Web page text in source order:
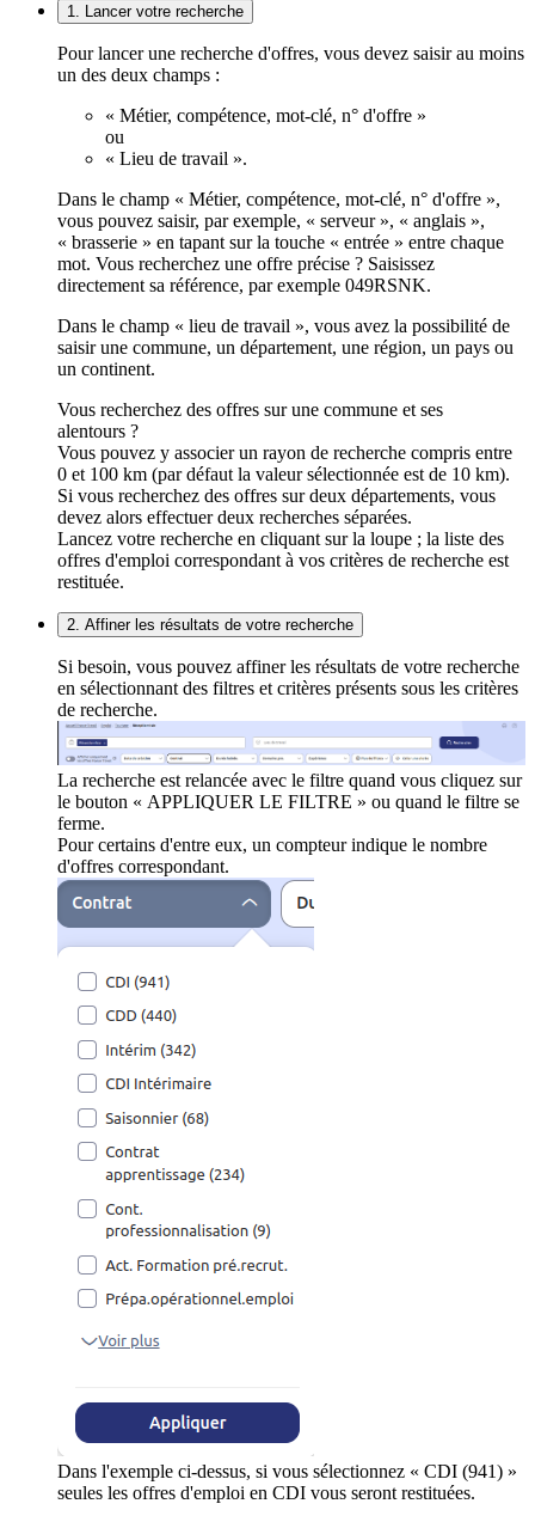
1. Lancer votre recherche
Pour lancer une recherche d'offres, vous devez saisir au moins
un des deux champs :
« Métier, compétence, mot-clé, n° d'offre »
ou
« Lieu de travail ».
Dans le champ « Métier, compétence, mot-clé, n° d'offre »,
vous pouvez saisir, par exemple, « serveur », « anglais »,
« brasserie » en tapant sur la touche « entrée » entre chaque
mot. Vous recherchez une offre précise ? Saisissez
directement sa référence, par exemple 049RSNK.
Dans le champ « lieu de travail », vous avez la possibilité de
saisir une commune, un département, une région, un pays ou
un continent.
Vous recherchez des offres sur une commune et ses
alentours ?
Vous pouvez y associer un rayon de recherche compris entre
0 et 100 km (par défaut la valeur sélectionnée est de 10 km).
Si vous recherchez des offres sur deux départements, vous
devez alors effectuer deux recherches séparées.
Lancez votre recherche en cliquant sur la loupe ; la liste des
offres d'emploi correspondant à vos critères de recherche est
restituée.
2. Affiner les résultats de votre recherche
Si besoin, vous pouvez affiner les résultats de votre recherche
en sélectionnant des filtres et critères présents sous les critères
de recherche.
La recherche est relancée avec le filtre quand vous cliquez sur
le bouton « APPLIQUER LE FILTRE » ou quand le filtre se
ferme.
Pour certains d'entre eux, un compteur indique le nombre
d'offres correspondant.
Dans l'exemple ci-dessus, si vous sélectionnez « CDI (941) »
seules les offres d'emploi en CDI vous seront restituées.